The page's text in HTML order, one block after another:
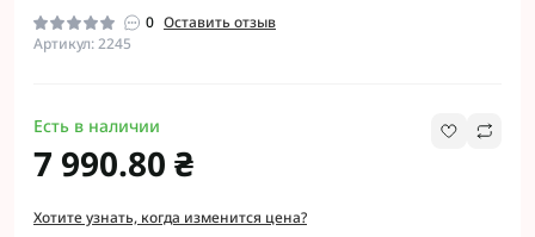
0 Оставить отзыв
Артикул: 2245
Есть в наличии
7 990.80 ₴
Хотите узнать, когда изменится цена?